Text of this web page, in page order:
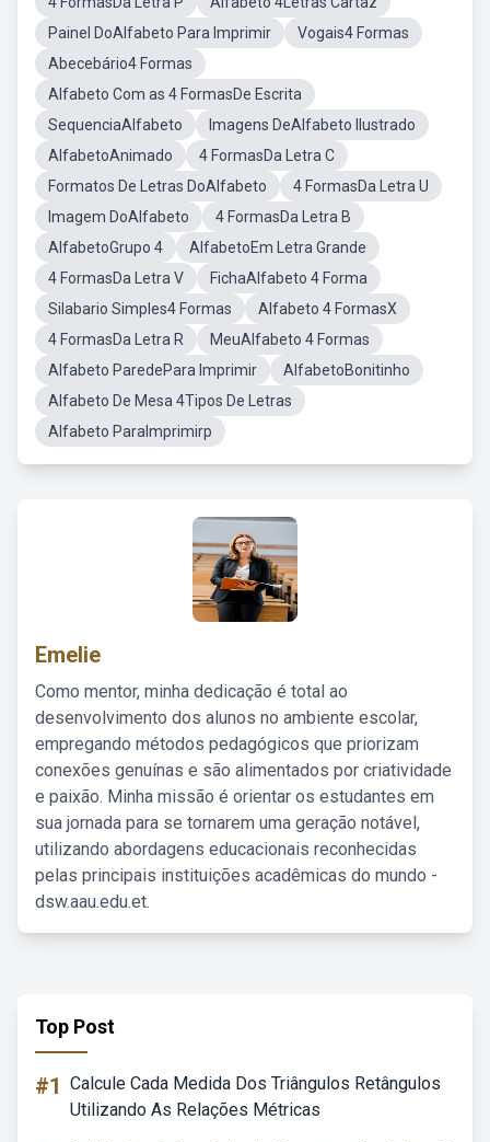
Painel DoAlfabeto Para Imprimir
Vogais4 Formas
Abecebário4 Formas
Alfabeto Com as 4 FormasDe Escrita
SequenciaAlfabeto
Imagens DeAlfabeto Ilustrado
AlfabetoAnimado
4 FormasDa Letra C
Formatos De Letras DoAlfabeto
4 FormasDa Letra U
Imagem DoAlfabeto
4 FormasDa Letra B
AlfabetoGrupo 4
AlfabetoEm Letra Grande
4 FormasDa Letra V
FichaAlfabeto 4 Forma
Silabario Simples4 Formas
Alfabeto 4 FormasX
4 FormasDa Letra R
MeuAlfabeto 4 Formas
Alfabeto ParedePara Imprimir
AlfabetoBonitinho
Alfabeto De Mesa 4Tipos De Letras
Alfabeto ParaImprimirp
Emelie
Como mentor, minha dedicação é total ao
desenvolvimento dos alunos no ambiente escolar,
empregando métodos pedagógicos que priorizam
conexões genuínas e são alimentados por criatividade
e paixão. Minha missão é orientar os estudantes em
sua jornada para se tornarem uma geração notável,
utilizando abordagens educacionais reconhecidas
pelas principais instituições acadêmicas do mundo -
dsw.aau.edu.et.
Top Post
#1 Calcule Cada Medida Dos Triângulos Retângulos
Utilizando As Relações Métricas